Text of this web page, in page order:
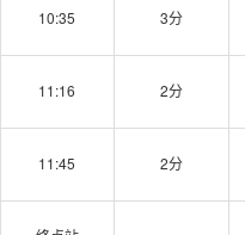
10:35 3分
11:16 2分
11:45 2分